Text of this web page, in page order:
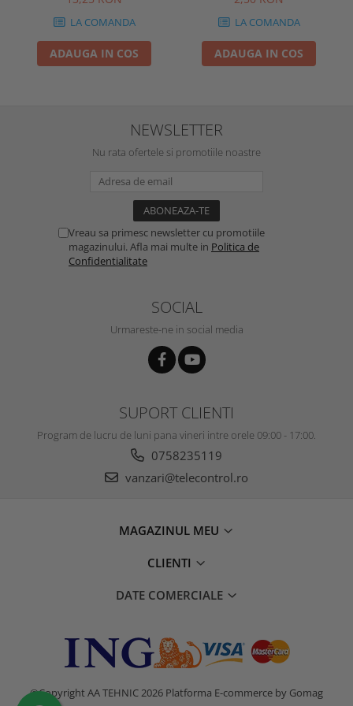
LA COMANDA
ADAUGA IN COS
LA COMANDA
ADAUGA IN COS
NEWSLETTER
Nu rata ofertele si promotiile noastre
Vreau sa primesc newsletter cu promotiile
magazinului. Afla mai multe in Politica de
Confidentialitate
SOCIAL
Urmareste-ne in social media
SUPORT CLIENTI
Program de lucru de luni pana vineri intre orele 09:00 - 17:00.
0758235119
vanzari@telecontrol.ro
MAGAZINUL MEU
CLIENTI
DATE COMERCIALE
©Copyright AA TEHNIC 2026 Platforma E-commerce by Gomag